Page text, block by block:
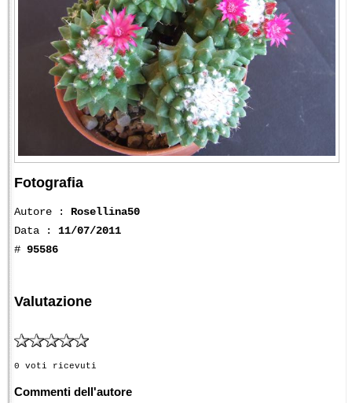
Fotografia
Autore : Rosellina50
Data : 11/07/2011
# 95586
Valutazione
0 voti ricevuti
Commenti dell'autore